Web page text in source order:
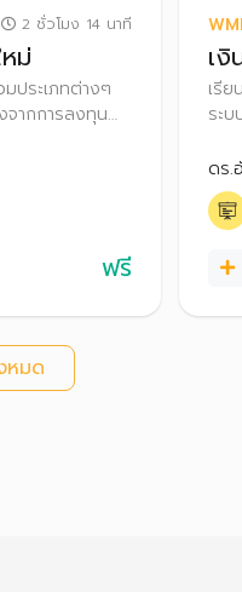
2 ชั่วโมง 14 นาที
ม่
ประเภทต่างๆ
จากการลงทุน
ฟรี
เ
เรี
ระ
ดร.
หมด